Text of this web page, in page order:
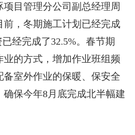
目管理分公司副总经理周
前，冬期施工计划已经完成
经完成了32.5%。春节期
业的方式，增加作业班组频
备室外作业的保暖、保安全
保今年8月底完成北半幅建